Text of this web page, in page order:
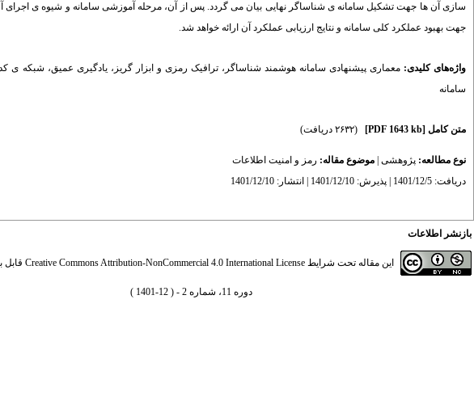
سازی آن ها جهت تشکیل سامانه ی شناساگر نهایی بیان می گردد. پس از آن، مرحله آموزشی سامانه و شیوه ی اجرای
جهت بهبود عملکرد کلی سامانه و نتایج ارزیابی عملکرد آن ارائه خواهد شد.
واژه‌های کلیدی: معماری پیشنهادی سامانه هوشمند شناساگر ،ترافیک رمزی و ابزار گریز ،یادگیری عمیق، شبکه ی
سامانه
متن کامل [PDF 1643 kb] (۲۶۳۲ دریافت)
نوع مطالعه: پژوهشی موضوع مقاله: رمز و امنیت اطلاعات
دریافت: 1401/12/5 | پذیرش: 1401/12/10 | انتشار: 1401/12/10
بازنشر اطلاعات
این مقاله تحت شرایط Creative Commons Attribution-NonCommercial 4.0 International License قابل
دوره 11، شماره 2 - ( 12-1401 )